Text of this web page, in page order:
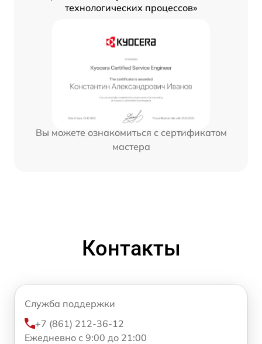
технологических процессов»
Вы можете ознакомиться с сертификатом
мастера
Контакты
Служба поддержки
+7 (861) 212-36-12
Ежедневно с 9:00 до 21:00